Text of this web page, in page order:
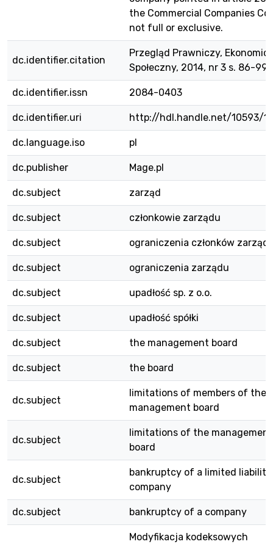
the Commercial Companies
not full or exclusive.
dc.identifier.citation
Przegląd Prawniczy,
Społeczny, 2014, nr 3 s. 86-99
dc.identifier.issn 2084-0403
dc.identifier.uri http://hdl.handle.net/10593/
dc.language.iso pl
dc.publisher Mage.pl
dc.subject zarząd
dc.subject członkowie zarządu
dc.subject ograniczenia członków
dc.subject ograniczenia zarządu
dc.subject upadłość sp. z o.o.
dc.subject upadłość spółki
dc.subject the management board
dc.subject the board
dc.subject
limitations of members of the
management board
dc.subject
limitations of the management
board
dc.subject
bankruptcy of a limited liability
company
dc.subject bankruptcy of a company
Modyfikacja kodeksowych